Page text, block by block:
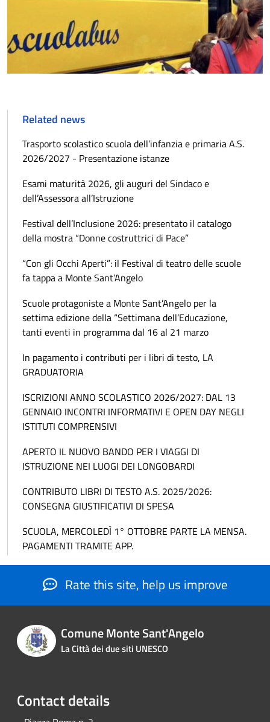
Related news
Trasporto scolastico scuola dell’infanzia e primaria A.S.
2026/2027 - Presentazione istanze
Esami maturità 2026, gli auguri del Sindaco e
dell’Assessora all’Istruzione
Festival dell’Inclusione 2026: presentato il catalogo
della mostra “Donne costruttrici di Pace”
“Con gli Occhi Aperti”: il Festival di teatro delle scuole
fa tappa a Monte Sant’Angelo
Scuole protagoniste a Monte Sant’Angelo per la
settima edizione della “Settimana dell’Educazione,
tanti eventi in programma dal 16 al 21 marzo
In pagamento i contributi per i libri di testo, LA
GRADUATORIA
ISCRIZIONI ANNO SCOLASTICO 2026/2027: DAL 13
GENNAIO INCONTRI INFORMATIVI E OPEN DAY NEGLI
ISTITUTI COMPRENSIVI
APERTO IL NUOVO BANDO PER I VIAGGI DI
ISTRUZIONE NEI LUOGI DEI LONGOBARDI
CONTRIBUTO LIBRI DI TESTO A.S. 2025/2026:
CONSEGNA GIUSTIFICATIVI DI SPESA
SCUOLA, MERCOLEDÌ 1° OTTOBRE PARTE LA MENSA.
PAGAMENTI TRAMITE APP.
Rate this site, help us improve
Comune Monte Sant'Angelo
La Città dei due siti UNESCO
Contact details